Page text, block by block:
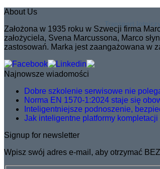
Transport lotniczy
About Us
Założona w 1935 roku w Szwecji firma
założyciela, Svena Marcussona, Marco
zastosowań. Marka jest zaangażowana w
Najnowsze wiadomości
Dobre szkolenie serwisowe nie
Norma EN 1570-1:2024 staje się
Inteligentniejsze podnoszenie,
Jak inteligentne platformy
Signup for newsletter
Wpisz swój adres e-mail, aby otrzymać